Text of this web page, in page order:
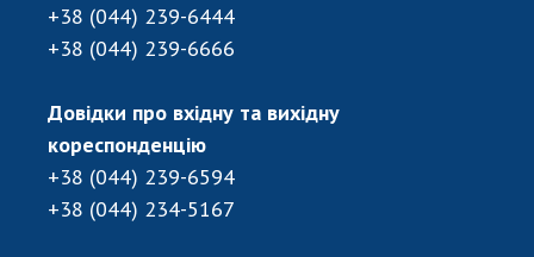
Членство в міжнародних організаціях
Міжнародні угоди
ДОКУМЕНТИ
Нормативні акти НАН України
Державний бюджет НАН України
+38 (044) 239-6444
+38 (044) 239-6666
Довідки про вхідну та вихідну
кореспонденцію
+38 (044) 239-6594
+38 (044) 234-5167